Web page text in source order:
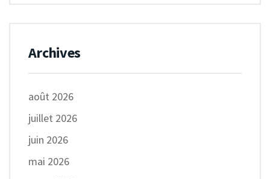
Archives
août 2026
juillet 2026
juin 2026
mai 2026